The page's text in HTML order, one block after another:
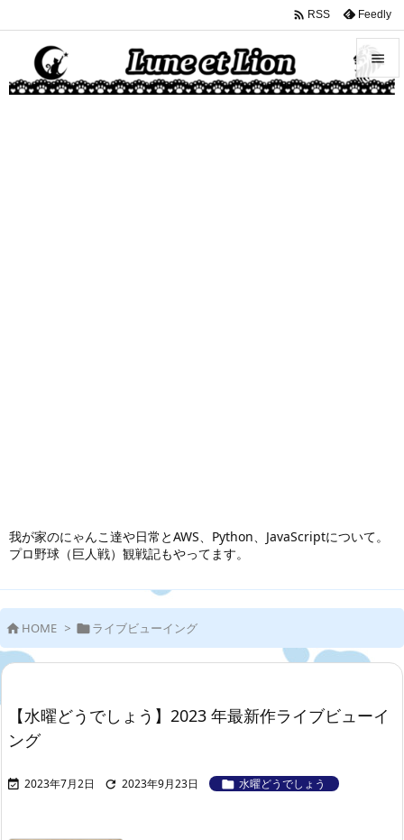
我が家のにゃんこ達や日常とAWS、Python、JavaScriptについて。
プロ野球（巨人戦）観戦記もやってます。


 RSS Feedly
 HOME > ライブビューイング
【水曜どうでしょう】2023 年最新作ライブビューイ
ング
 2023年7月2日  2023年9月23日  水曜どうでしょう